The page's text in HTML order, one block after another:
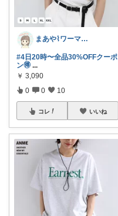
まあや⌇ワーママの暮らしとインテリア𓍯
#4日20時〜全品30%OFFクーポ
ン🉐 ...
￥ 3,090
0 0 10
コレ いいね